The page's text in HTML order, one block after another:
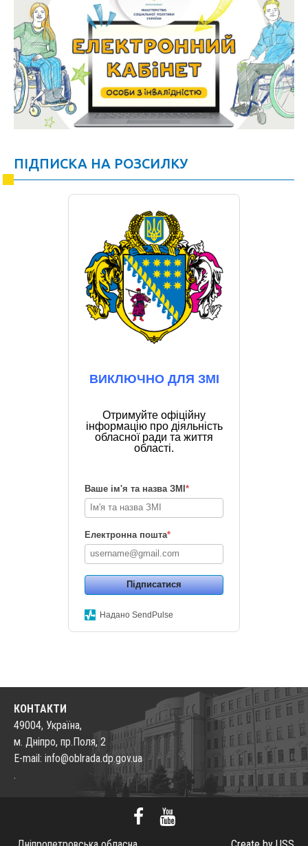
ПІДПИСКА НА РОЗСИЛКУ
ВИКЛЮЧНО ДЛЯ ЗМІ
Отримуйте офіційну
інформацію про діяльність
обласної ради та життя
області.
Ваше ім'я та назва ЗМІ *
Електронна пошта*
Підписатися
Надано SendPulse
КОНТАКТИ
49004, Україна,
м. Дніпро, пр.Поля, 2
E-mail: info@oblrada.dp.gov.ua
.